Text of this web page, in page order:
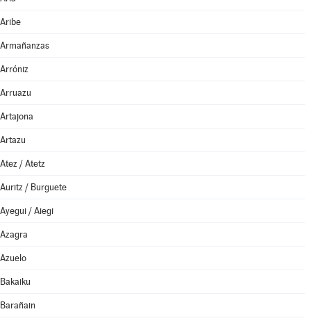
Aribe
Armañanzas
Arróniz
Arruazu
Artajona
Artazu
Atez / Atetz
Auritz / Burguete
Ayegui / Aiegi
Azagra
Azuelo
Bakaiku
Barañain